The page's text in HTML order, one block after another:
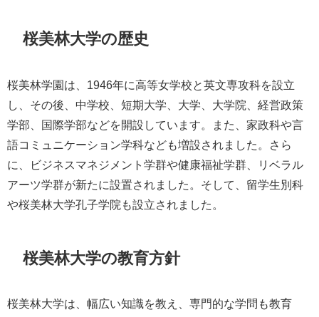
桜美林大学の歴史
桜美林学園は、1946年に高等女学校と英文専攻科を設立
し、その後、中学校、短期大学、大学、大学院、経営政策
学部、国際学部などを開設しています。また、家政科や言
語コミュニケーション学科なども増設されました。さら
に、ビジネスマネジメント学群や健康福祉学群、リベラル
アーツ学群が新たに設置されました。そして、留学生別科
や桜美林大学孔子学院も設立されました。
桜美林大学の教育方針
桜美林大学は、幅広い知識を教え、専門的な学問も教育